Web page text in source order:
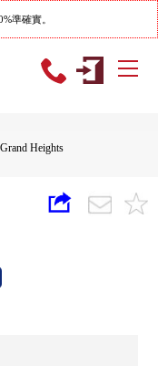
準確實。
Heights